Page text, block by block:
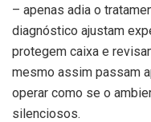
– apenas adia o
diagnóstico ajustam
protegem caixa e
mesmo assim passam
operar como se o
silenciosos.